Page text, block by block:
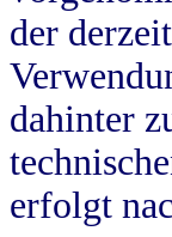
der
dahinter
erfolgt